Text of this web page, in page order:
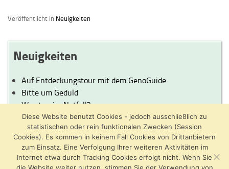
Veröffentlicht in Neuigkeiten
Neuigkeiten
Auf Entdeckungstour mit dem GenoGuide
Bitte um Geduld
Was tun im Notfall?
Genießen Sie die Ostertage!
Inhalt Bekanntmachungen Datenschutz
Diese Website benutzt Cookies - jedoch ausschließlich zu
statistischen oder rein funktionalen Zwecken (Session
Cookies). Es kommen in keinem Fall Cookies von Drittanbietern
zum Einsatz. Eine Verfolgung Ihrer weiteren Aktivitäten im
Internet etwa durch Tracking Cookies erfolgt nicht. Wenn Sie